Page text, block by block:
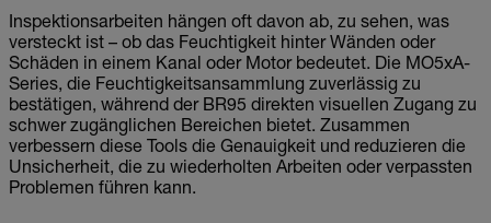
Inspektionsarbeiten hängen oft davon ab, zu sehen, was
versteckt ist – ob das Feuchtigkeit hinter Wänden oder
Schäden in einem Kanal oder Motor bedeutet. Die MO5xA-
Series, die Feuchtigkeitsansammlung zuverlässig zu
bestätigen, während der BR95 direkten visuellen Zugang zu
schwer zugänglichen Bereichen bietet. Zusammen
verbessern diese Tools die Genauigkeit und reduzieren die
Unsicherheit, die zu wiederholten Arbeiten oder verpassten
Problemen führen kann.